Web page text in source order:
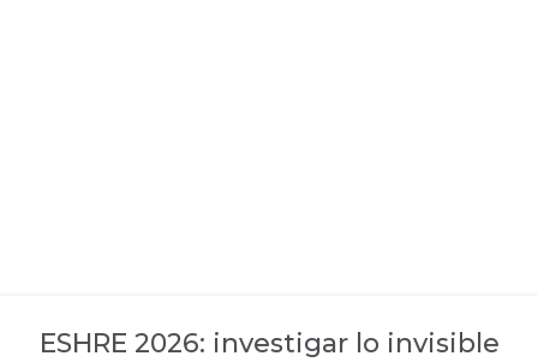
ESHRE 2026: investigar lo invisible